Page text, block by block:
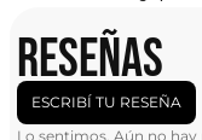
RESEÑAS
ESCRIBÍ TU RESEÑA
Lo sentimos. Aún no hay